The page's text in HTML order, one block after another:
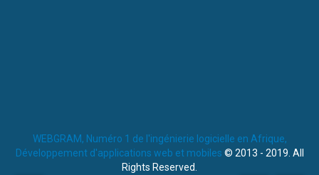
WEBGRAM, Numéro 1 de l'ingénierie logicielle en Afrique,
Développement d'applications web et mobiles © 2013 - 2019. All
Rights Reserved.